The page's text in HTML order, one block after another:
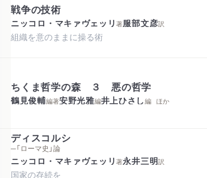
戦争の技術
ニッコロ・マキァヴェッリ著服部文彦訳
組織を意のままに操る術
ちくま哲学の森 ３ 悪の哲学
鶴見俊輔編著安野光雅編井上ひさし編 ほか
ディスコルシ
─「ローマ史」論
ニッコロ・マキァヴェッリ著永井三明訳
国家の存続を